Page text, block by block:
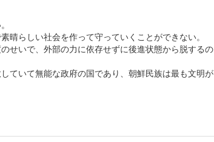
晴らしい社会を作って守っていくことができない。
せいで、外部の力に依存せずに後進状態から脱するの
ていて無能な政府の国であり、朝鮮民族は最も文明が